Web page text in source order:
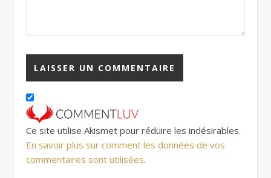
Ce site utilise Akismet pour réduire les indésirables.
En savoir plus sur comment les données de vos
commentaires sont utilisées.